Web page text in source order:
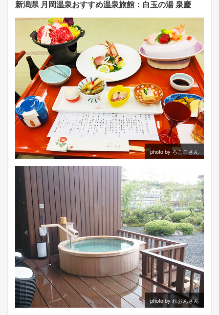
新潟県 月岡温泉おすすめ温泉旅館：白玉の湯 泉慶
photo by ろここさん
photo by れおんさん